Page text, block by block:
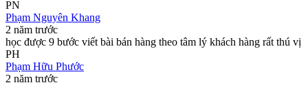
PN
Phạm Nguyên Khang
2 năm trước
học được 9 bước viết bài bán hàng theo tâm lý khách hàng rất thú vị
PH
Phạm Hữu Phước
2 năm trước